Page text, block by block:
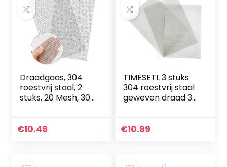
Draadgaas, 304
roestvrij staal, 2
stuks, 20 Mesh, 300
knaagdier-,
€10.49
TIMESETL 3 stuks
304 roestvrij staal
geweven draad 30
g metalen
€10.99